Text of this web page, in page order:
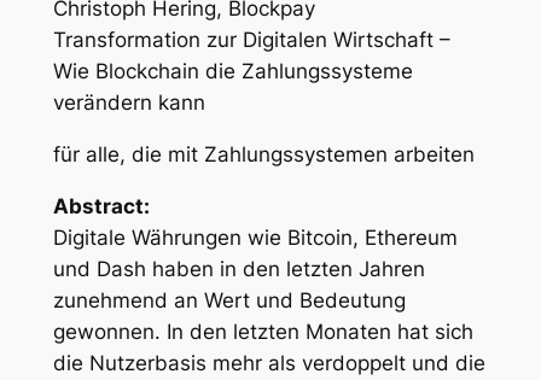
Christoph Hering, Blockpay
Transformation zur Digitalen Wirtschaft –
Wie Blockchain die Zahlungssysteme
verändern kann
für alle, die mit Zahlungssystemen arbeiten
Abstract:
Digitale Währungen wie Bitcoin, Ethereum
und Dash haben in den letzten Jahren
zunehmend an Wert und Bedeutung
gewonnen. In den letzten Monaten hat sich
die Nutzerbasis mehr als verdoppelt und die